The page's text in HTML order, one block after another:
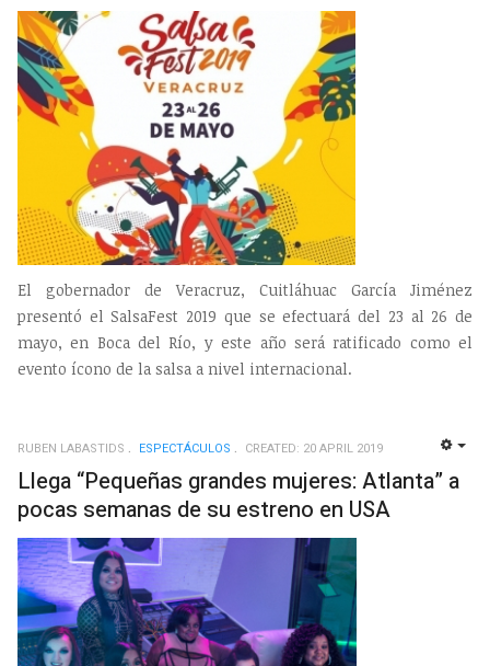
El gobernador de Veracruz, Cuitláhuac García Jiménez
presentó el SalsaFest 2019 que se efectuará del 23 al 26 de
mayo, en Boca del Río, y este año será ratificado como el
evento ícono de la salsa a nivel internacional.
RUBEN LABASTIDS ESPECTÁCULOS CREATED: 20 APRIL 2019
Llega “Pequeñas grandes mujeres: Atlanta” a
pocas semanas de su estreno en USA